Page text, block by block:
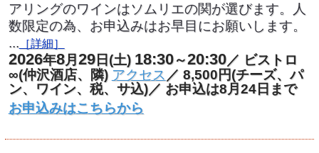
アリングのワインはソムリエの関が選びます。人
数限定の為、お申込みはお早目にお願いします。
... ［詳細］
2026年8月 29日(土) 18:30～20:30／ ビストロ
∞(仲沢酒店、隣) アクセス ／ 8,500円(チーズ、パ
ン、ワイン、税、サ込)／ お申込は8月24日まで
お申込みはこちらから